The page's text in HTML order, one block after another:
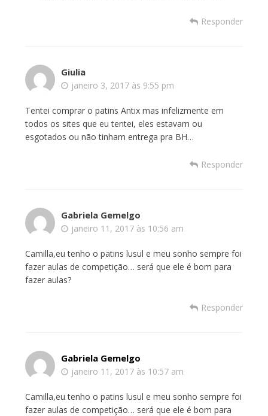
Responder
Giulia
janeiro 3, 2017 às 9:55 pm
Tentei comprar o patins Antix mas infelizmente em
todos os sites que eu tentei, eles estavam ou
esgotados ou não tinham entrega pra BH…
Responder
Gabriela Gemelgo
janeiro 11, 2017 às 10:56 am
Camilla,eu tenho o patins lusul e meu sonho sempre foi
fazer aulas de competição… será que ele é bom para
fazer aulas?
Responder
Gabriela Gemelgo
janeiro 11, 2017 às 10:57 am
Camilla,eu tenho o patins lusul e meu sonho sempre foi
fazer aulas de competição… será que ele é bom para